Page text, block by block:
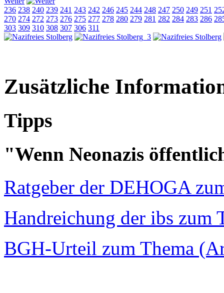
236 238 240 239 241 243 242 246 245 244 248 247 250 249 251
270 274 272 273 276 275 277 278 280 279 281 282 284 283 286
303 309 310 308 307 306 311
Zusätzliche
Tipps
"Wenn Neonazis
Ratgeber der DEHOGA
Handreichung der ibs zum
BGH-Urteil zum Thema